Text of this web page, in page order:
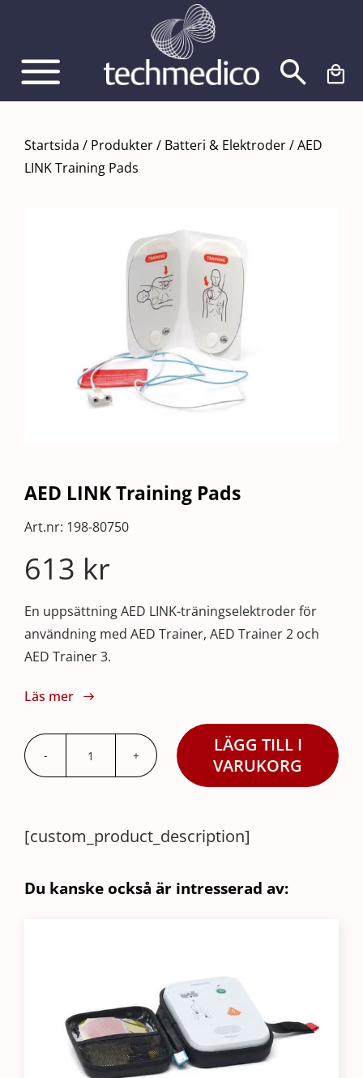
innehållet
Startsida / Produkter/ Batteri & Elektroder/AED
LINK Training Pads
AED LINK Training Pads
Art.nr: 198-80750
613 kr
En uppsättning AED LINK-träningselektroder för
användning med AED Trainer, AED Trainer 2 och
AED Trainer 3.
Läs mer
AED
Pads
LÄGG TILL I
VARUKORG
[custom_product_description]
Du kanske också är intresserad av: